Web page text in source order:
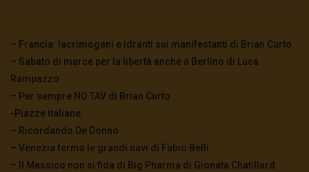
6 Agosto 2026 - LUD:6 Agosto 2026
0
183 0 0
4 Agosto 2026 - LUD: 3
0
180
– Francia: lacrimogeni e idranti sui manifestanti di Brian Curto
– Sabato di marce per la libertà anche a Berlino di Luca
Rampazzo
– Per sempre NO TAV di Brian Curto
-Piazze italiane
– Ricordando De Donno
– Venezia ferma le grandi navi di Fabio Belli
– Il Messico non si fida di Big Pharma di Gionata Chatillard